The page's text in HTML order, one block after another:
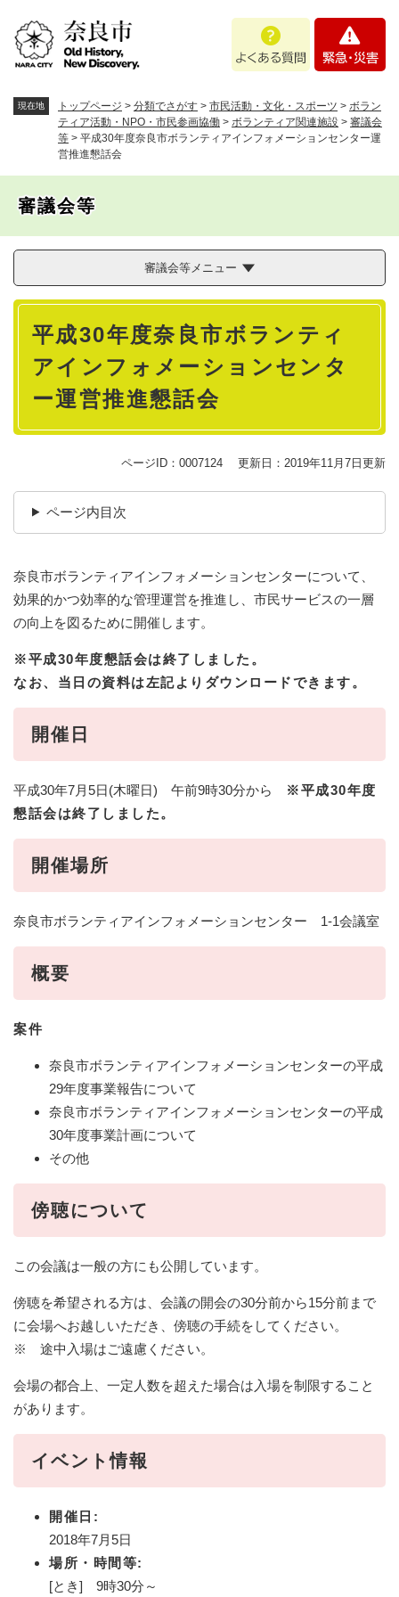
あ
問
・
現在地 トップページ > 分類でさがす > 市民活動・文化・スポーツ > ボラン
ティア活動・NPO・市民参画協働 > ボランティア関連施設 > 審議会
等 > 平成30年度奈良市ボランティアインフォメーションセンター運
営推進懇話会
審議会等
審議会等メニュー
本
平成30年度奈良市ボランティ
アインフォメーションセンタ
ー運営推進懇話会
ページID：0007124 更新日：2019年11月7日更新
ページ内目次
奈良市ボランティアインフォメーションセンターについて、
効果的かつ効率的な管理運営を推進し、市民サービスの一層
の向上を図るために開催します。
※平成30年度懇話会は終了しました。
なお、当日の資料は左記よりダウンロードできます。
開催日
平成30年7月5日(木曜日) 午前9時30分から
※平成30年度
懇話会は終了しました。
開催場所
奈良市ボランティアインフォメーションセンター 1‐1会議室
概要
案件
奈良市ボランティアインフォメーションセンターの平成
29年度事業報告について
奈良市ボランティアインフォメーションセンターの平成
30年度事業計画について
その他
傍聴について
この会議は一般の方にも公開しています。
傍聴を希望される方は、会議の開会の30分前から15分前まで
に会場へお越しいただき、傍聴の手続をしてください。
※ 途中入場はご遠慮ください。
会場の都合上、一定人数を超えた場合は入場を制限すること
があります。
イベント情報
開催日:
2018年7月5日
場所・時間等:
[とき] 9時30分～